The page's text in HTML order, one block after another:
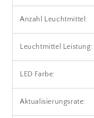
Anzahl Leuchtmittel:
Leuchtmittel Leistung:
LED Farbe:
Aktualisierungsrate: